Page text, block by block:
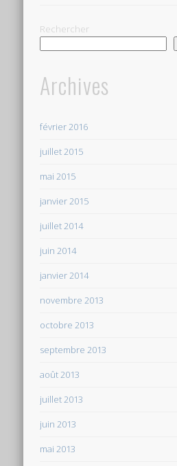
Rechercher
Archives
février 2016
juillet 2015
mai 2015
janvier 2015
juillet 2014
juin 2014
janvier 2014
novembre 2013
octobre 2013
septembre 2013
août 2013
juillet 2013
juin 2013
mai 2013